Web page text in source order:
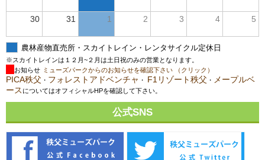
30 31 1 2 3 4 5
農林産物直売所・スカイトレイン・レンタサイクル定休日
※スカイトレインは１２月~２月は土日祝のみの営業となります。
お知らせ ミューズパークからのお知らせを確認下さい （クリック）
PICA秩父 ・ フォレストアドベンチャ ・ F1リゾート秩父 ・ メープルベ
ース についてはオフィシャルHPを確認して下さい。
公式SNS